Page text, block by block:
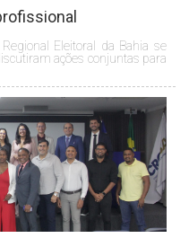
Eleitoral da Bahia se
ações conjuntas para